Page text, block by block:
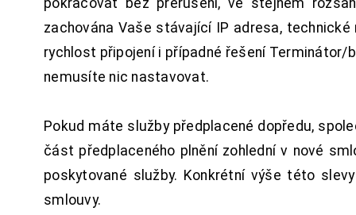
zachována Vaše stávající IP adresa, technické
rychlost připojení i případné řešení Terminátor/
nemusíte nic nastavovat.
Pokud máte služby předplacené dopředu,
část předplaceného plnění zohlední v nové
poskytované služby. Konkrétní výše této
smlouvy.